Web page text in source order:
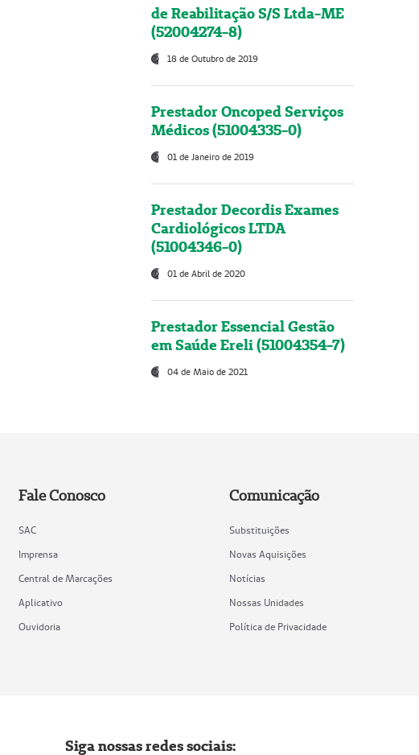
de Reabilitação S/S Ltda-ME
(52004274-8)
18 de Outubro de 2019
Prestador Oncoped Serviços
Médicos (51004335-0)
01 de Janeiro de 2019
Prestador Decordis Exames
Cardiológicos LTDA
(51004346-0)
01 de Abril de 2020
Prestador Essencial Gestão
em Saúde Ereli (51004354-7)
04 de Maio de 2021
Fale Conosco
SAC
Imprensa
Central de Marcações
Aplicativo
Ouvidoria
Comunicação
Substituições
Novas Aquisições
Notícias
Nossas Unidades
Política de Privacidade
Siga nossas redes sociais: